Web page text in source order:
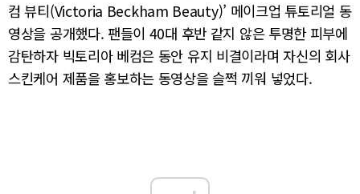
컴 뷰티(Victoria Beckham Beauty)’ 메이크업 튜토리얼 동
영상을 공개했다. 팬들이 40대 후반 같지 않은 투명한 피부에
감탄하자 빅토리아 베컴은 동안 유지 비결이라며 자신의 회사
스킨케어 제품을 홍보하는 동영상을 슬쩍 끼워 넣었다.